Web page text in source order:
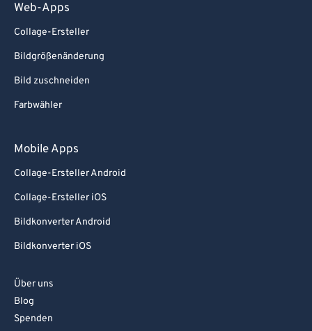
Web-Apps
Collage-Ersteller
Bildgrößenänderung
Bild zuschneiden
Farbwähler
Mobile Apps
Collage-Ersteller Android
Collage-Ersteller iOS
Bildkonverter Android
Bildkonverter iOS
Über uns
Blog
Spenden